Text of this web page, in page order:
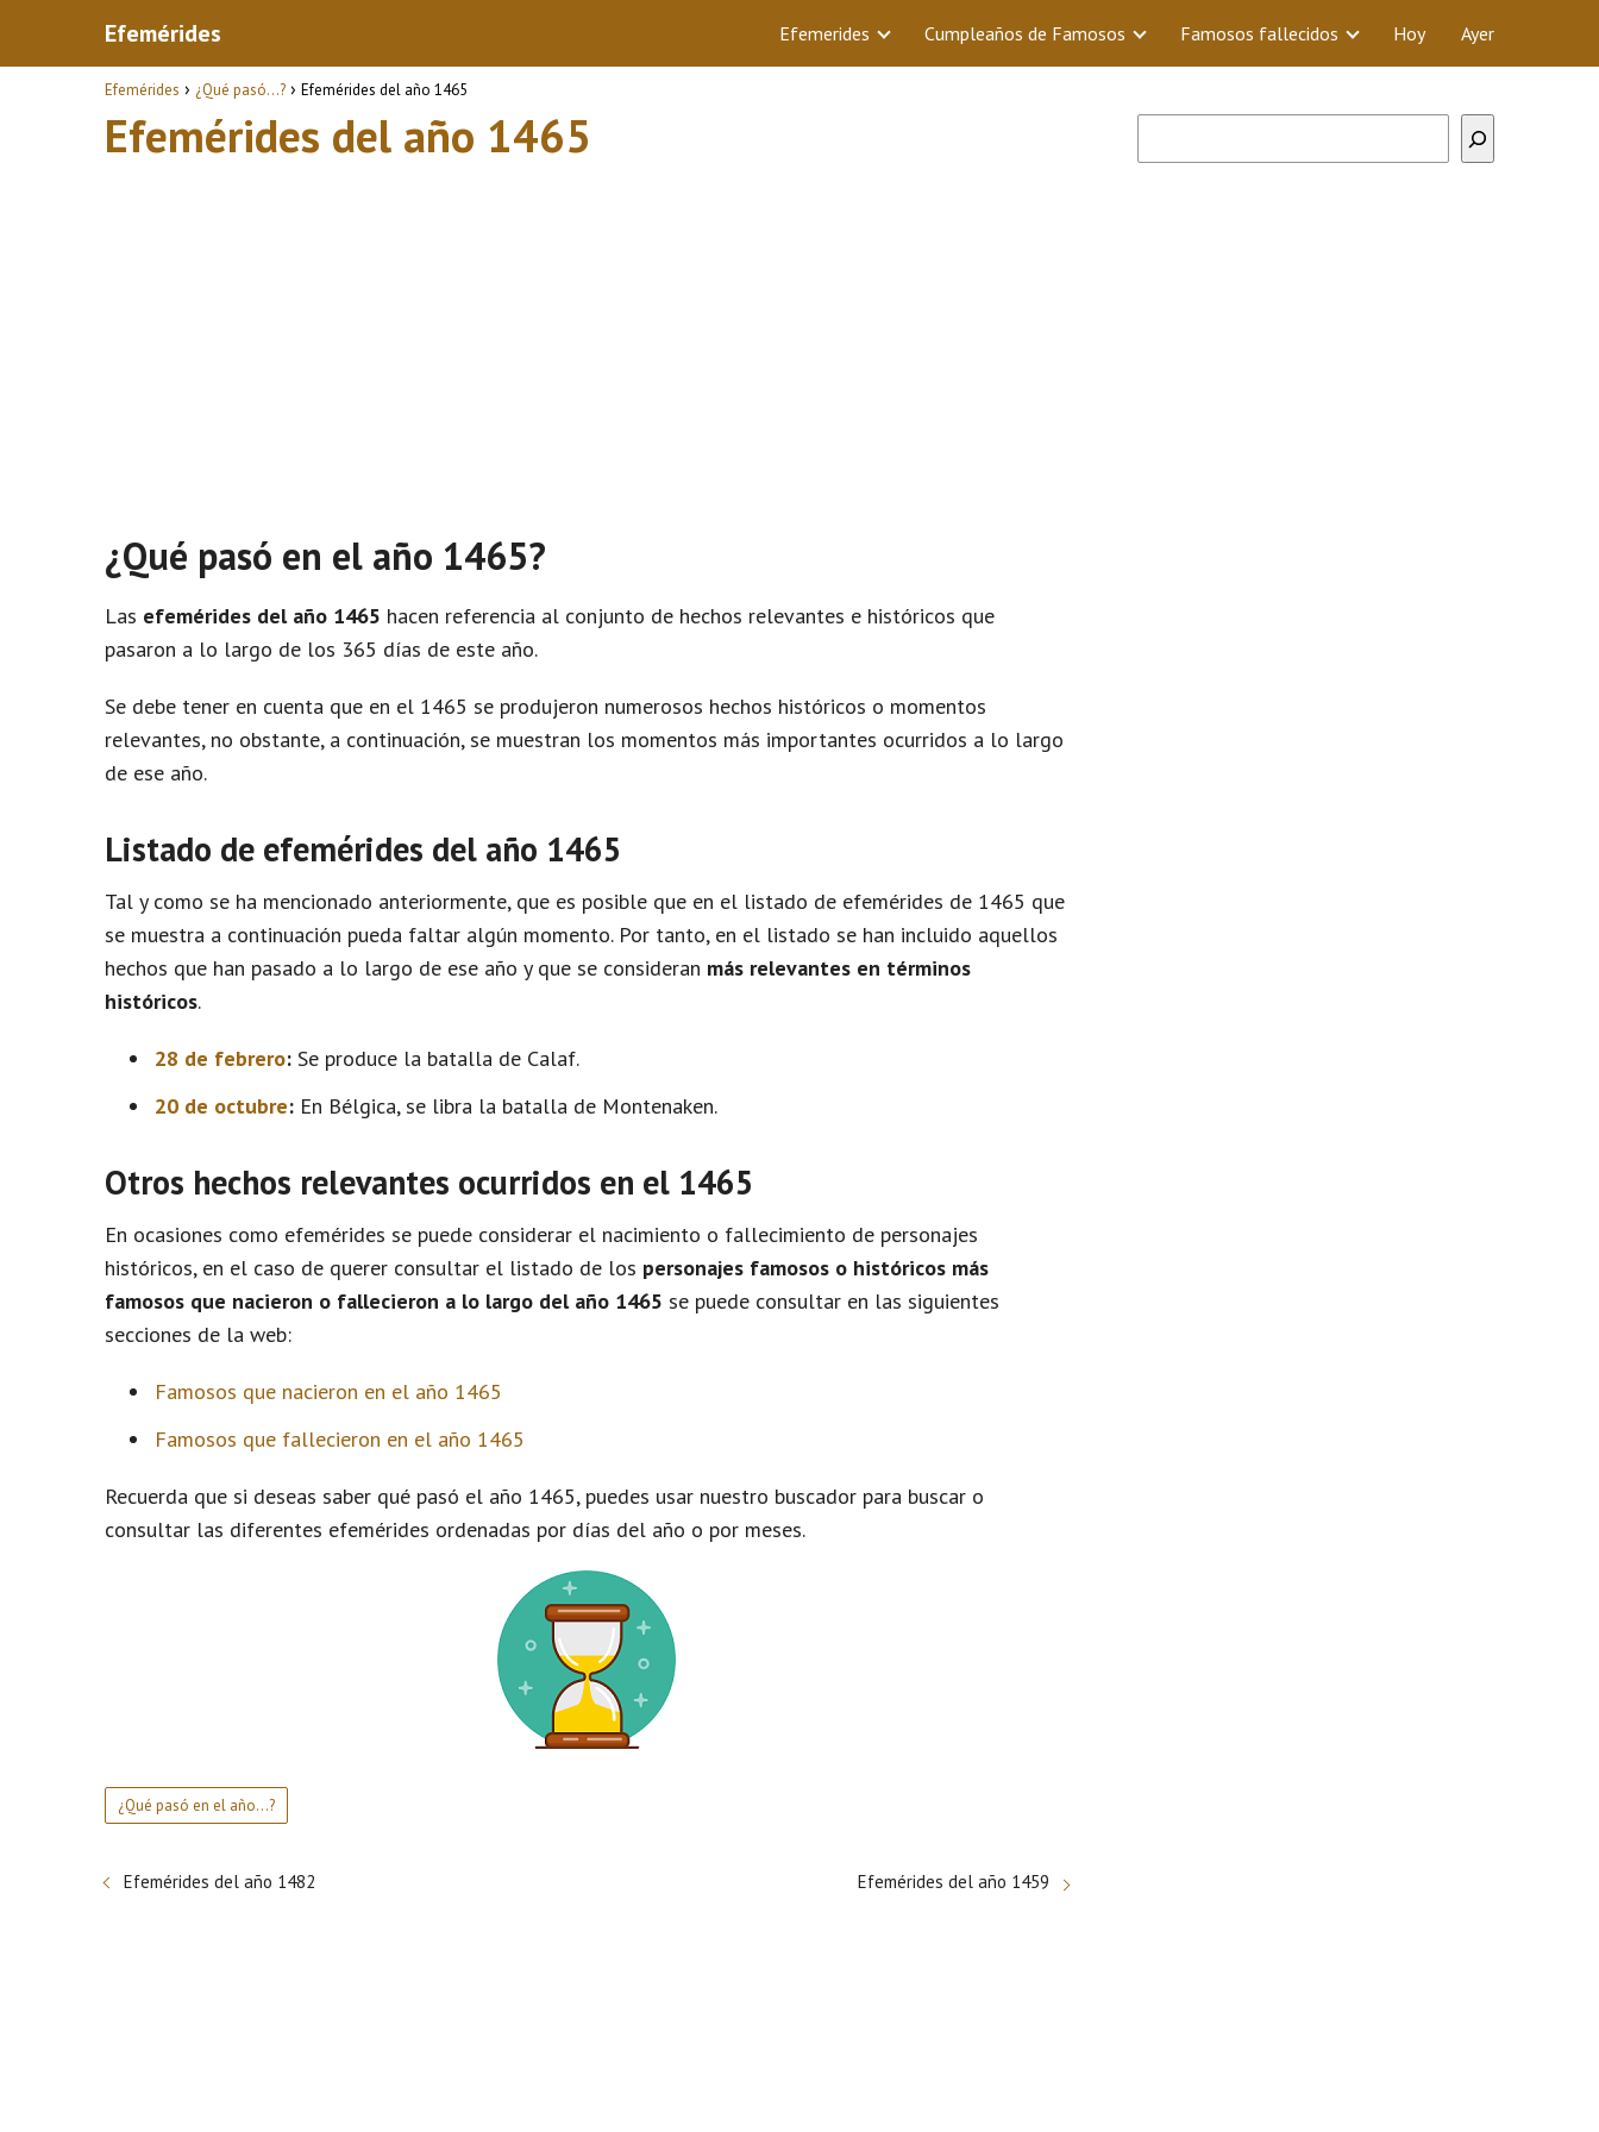
Efemérides Efemerides Cumpleaños de Famosos Famosos fallecidos Hoy Ayer
Efemérides ¿Qué pasó...? Efemérides del año 1465
Efemérides del año 1465
¿Qué pasó en el año 1465?
Las efemérides del año 1465 hacen referencia al conjunto de hechos relevantes e históricos que
pasaron a lo largo de los 365 días de este año.
Se debe tener en cuenta que en el 1465 se produjeron numerosos hechos históricos o momentos
relevantes, no obstante, a continuación, se muestran los momentos más importantes ocurridos a lo largo
de ese año.
Listado de efemérides del año 1465
Tal y como se ha mencionado anteriormente, que es posible que en el listado de efemérides de 1465 que
se muestra a continuación pueda faltar algún momento. Por tanto, en el listado se han incluido aquellos
hechos que han pasado a lo largo de ese año y que se consideran más relevantes en términos
históricos.
28 de febrero: Se produce la batalla de Calaf.
20 de octubre: En Bélgica, se libra la batalla de Montenaken.
Otros hechos relevantes ocurridos en el 1465
En ocasiones como efemérides se puede considerar el nacimiento o fallecimiento de personajes
históricos, en el caso de querer consultar el listado de los personajes famosos o históricos más
famosos que nacieron o fallecieron a lo largo del año 1465 se puede consultar en las siguientes
secciones de la web:
Famosos que nacieron en el año 1465
Famosos que fallecieron en el año 1465
Recuerda que si deseas saber qué pasó el año 1465, puedes usar nuestro buscador para buscar o
consultar las diferentes efemérides ordenadas por días del año o por meses.
¿Qué pasó en el año...?
Efemérides del año 1482 Efemérides del año 1459